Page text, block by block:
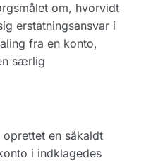
om, hvorvidt
erstatningsansvar i
fra en konto,
særlig
en såkaldt
i indklagedes